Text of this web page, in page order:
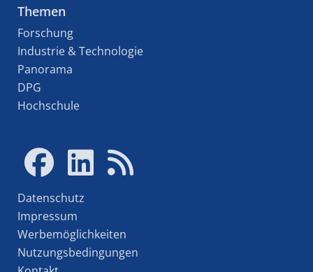
Themen
Forschung
Industrie & Technologie
Panorama
DPG
Hochschule
Datenschutz
Impressum
Werbemöglichkeiten
Nutzungsbedingungen